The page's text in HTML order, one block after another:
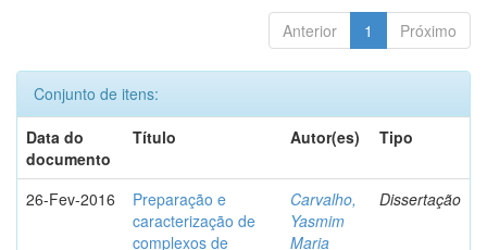
Anterior 1 Próximo
Conjunto de itens:
Data do
documento
Título Autor(es) Tipo
26-Fev-2016
Preparação e
caracterização de
complexos de
Carvalho,
Yasmim
Maria
Dissertação